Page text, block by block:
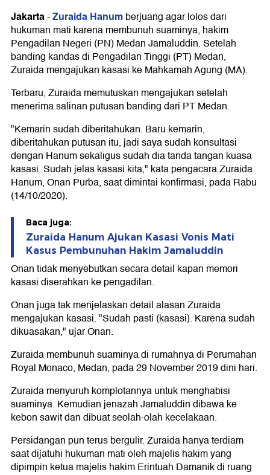
Jakarta-Zuraida Hanumberjuang agar lolos dari
hukuman mati karena membunuh suaminya, hakim
Pengadilan Negeri (PN) Medan Jamaluddin. Setelah
banding kandas di Pengadilan Tinggi (PT) Medan,
Zuraida mengajukan kasasi ke Mahkamah Agung (MA).
Terbaru, Zuraida memutuskan mengajukan setelah
menerima salinan putusan banding dari PT Medan.
"Kemarin sudah diberitahukan. Baru kemarin,
diberitahukan putusan itu, jadi saya sudah konsultasi
dengan Hanum sekaligus sudah dia tanda tangan kuasa
kasasi. Sudah jelas kasasi kita," kata pengacara Zuraida
Hanum, Onan Purba, saat dimintai konfirmasi, pada Rabu
(14/10/2020).
Baca juga:
Zuraida Hanum Ajukan Kasasi Vonis Mati
Kasus Pembunuhan Hakim Jamaluddin
Onan tidak menyebutkan secara detail kapan memori
kasasi diserahkan ke pengadilan.
Onan juga tak menjelaskan detail alasan Zuraida
mengajukan kasasi. "Sudah pasti (kasasi). Karena sudah
dikuasakan," ujar Onan.
Zuraida membunuh suaminya di rumahnya di Perumahan
Royal Monaco, Medan, pada 29 November 2019 dini hari.
Zuraida menyuruh komplotannya untuk menghabisi
suaminya. Kemudian jenazah Jamaluddin dibawa ke
kebon sawit dan dibuat seolah-olah kecelakaan.
Persidangan pun terus bergulir. Zuraida hanya terdiam
saat dijatuhi hukuman mati oleh majelis hakim yang
dipimpin ketua majelis hakim Erintuah Damanik di ruang